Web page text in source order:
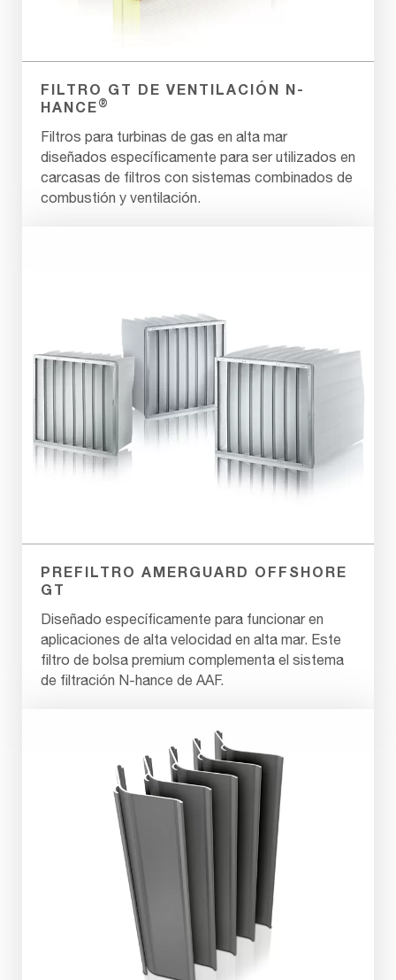
FILTRO GT DE VENTILACIÓN N-
HANCE ®
Filtros para turbinas de gas en alta mar
diseñados específicamente para ser utilizados en
carcasas de filtros con sistemas combinados de
combustión y ventilación.
PREFILTRO AMERGUARD OFFSHORE
GT
Diseñado específicamente para funcionar en
aplicaciones de alta velocidad en alta mar. Este
filtro de bolsa premium complementa el sistema
de filtración N-hance de AAF.